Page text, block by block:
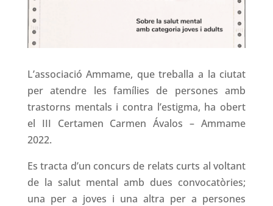
L’associació Ammame, que treballa a la ciutat
per atendre les famílies de persones amb
trastorns mentals i contra l’estigma, ha obert
el III Certamen Carmen Ávalos – Ammame
2022.
Es tracta d’un concurs de relats curts al voltant
de la salut mental amb dues convocatòries;
una per a joves i una altra per a persones